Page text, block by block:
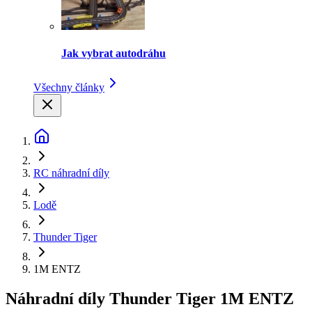
Jak vybrat autodráhu
Všechny články
RC náhradní díly
Lodě
Thunder Tiger
1M ENTZ
Náhradní díly Thunder Tiger 1M ENTZ